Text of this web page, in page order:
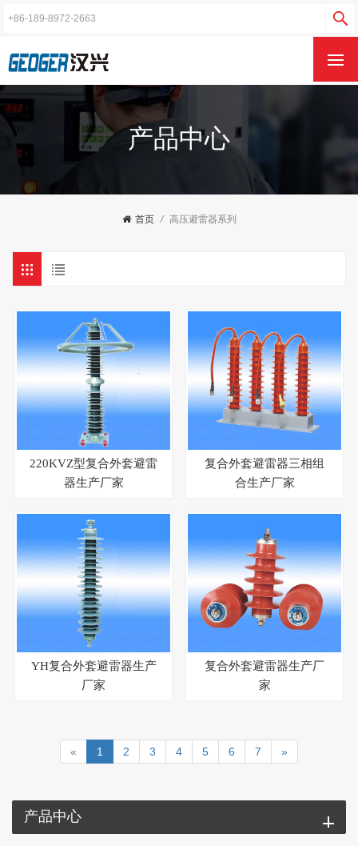
产品中心
首页 / 高压避雷器系列
220KVZ型复合外套避雷
器生产厂家
复合外套避雷器三相组
合生产厂家
YH复合外套避雷器生产
厂家
复合外套避雷器生产厂
家
« 1 2 3 4 5 6 7 »
产品中心